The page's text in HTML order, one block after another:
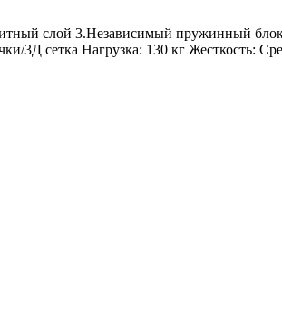
слой 3.Независимый пружинный
3Д сетка Нагрузка: 130 кг Жесткость: